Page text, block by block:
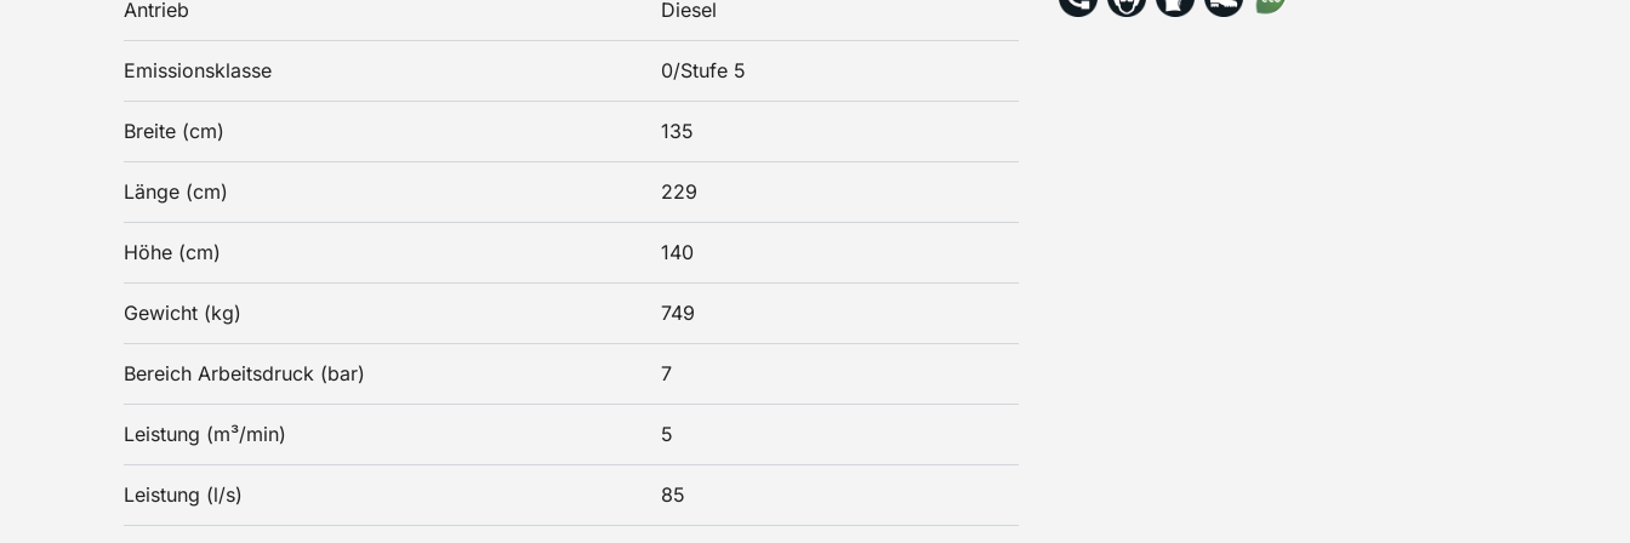
Antrieb Diesel
Emissionsklasse 0/Stufe 5
Breite (cm) 135
Länge (cm) 229
Höhe (cm) 140
Gewicht (kg) 749
Bereich Arbeitsdruck (bar) 7
Leistung (m³/min) 5
Leistung (l/s) 85